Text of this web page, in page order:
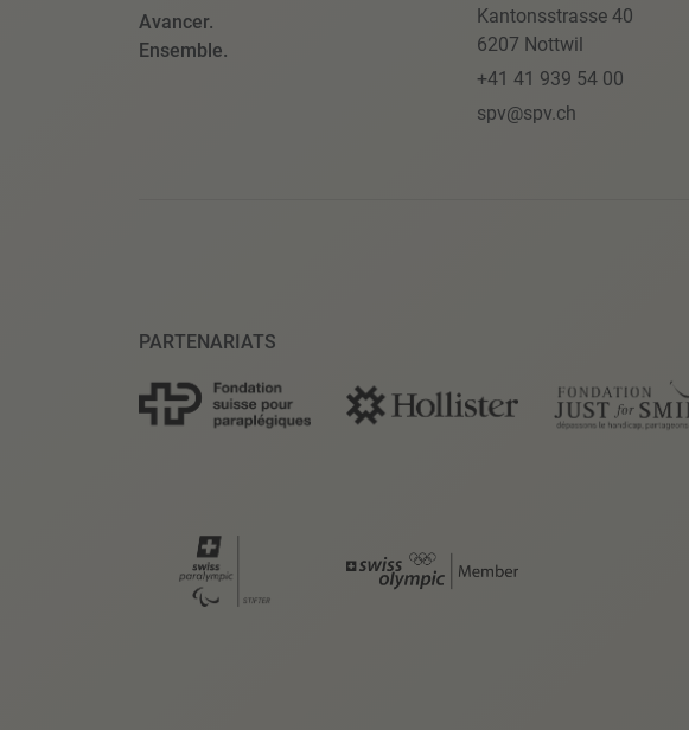
Avancer.
Ensemble.
Kantonsstrasse 40
6207 Nottwil
+41 41 939 54 00
spv@spv.ch
PARTENARIATS